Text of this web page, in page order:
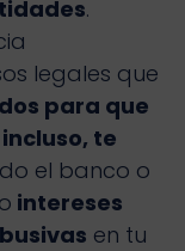
.
legales que
para que
te
el banco o
intereses
en tu